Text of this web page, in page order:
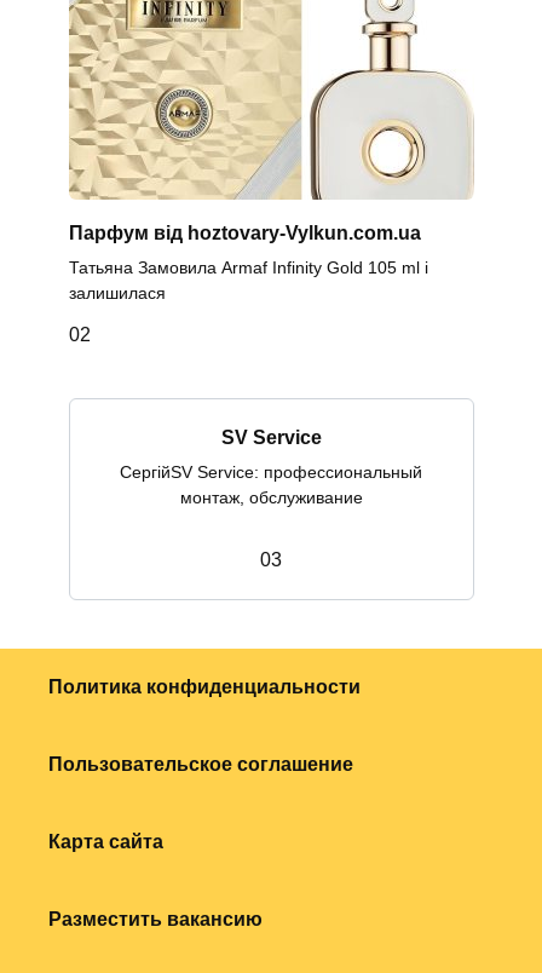
Парфум від hoztovary-Vylkun.com.ua
Татьяна Замовила Armaf Infinity Gold 105 ml і
залишилася
02
SV Service
СергійSV Service: профессиональный
монтаж, обслуживание
03
Политика конфиденциальности
Пользовательское соглашение
Карта сайта
Разместить вакансию